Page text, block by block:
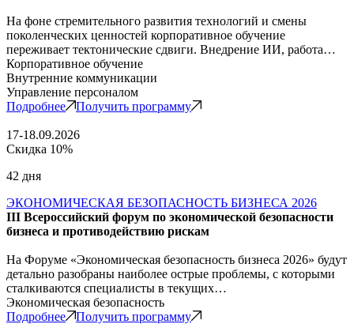
На фоне стремительного развития технологий и смены
поколенческих ценностей корпоративное обучение
переживает тектонические сдвиги. Внедрение ИИ, работа…
Корпоративное обучение
Внутренние коммуникации
Управление персоналом
Подробнее
Получить программу
17-18.09.2026
Скидка 10%
42 дня
ЭКОНОМИЧЕСКАЯ БЕЗОПАСНОСТЬ БИЗНЕСА 2026
III Всероссийский форум по экономической безопасности
бизнеса и противодействию рискам
На Форуме «Экономическая безопасность бизнеса 2026» будут
детально разобраны наиболее острые проблемы, с которыми
сталкиваются специалисты в текущих…
Экономическая безопасность
Подробнее
Получить программу